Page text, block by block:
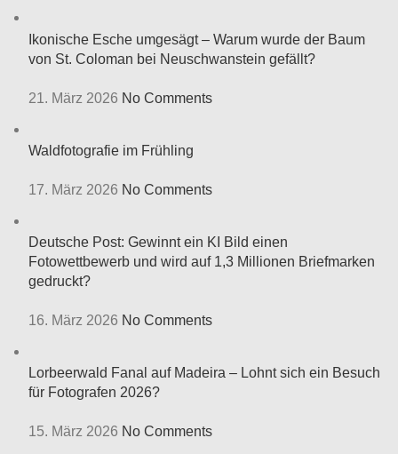
Ikonische Esche umgesägt – Warum wurde der Baum
von St. Coloman bei Neuschwanstein gefällt?
21. März 2026 No Comments
Waldfotografie im Frühling
17. März 2026 No Comments
Deutsche Post: Gewinnt ein KI Bild einen
Fotowettbewerb und wird auf 1,3 Millionen Briefmarken
gedruckt?
16. März 2026 No Comments
Lorbeerwald Fanal auf Madeira – Lohnt sich ein Besuch
für Fotografen 2026?
15. März 2026 No Comments